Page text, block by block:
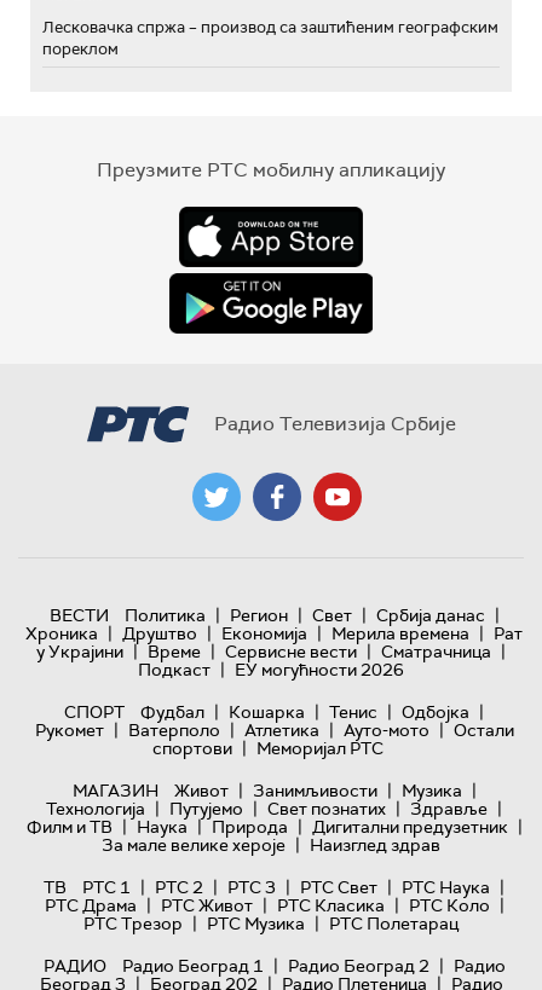
Лесковачка спржа – производ са заштићеним географским
пореклом
Преузмите РТС мобилну апликацију
Радио Телевизија Србије
ВЕСТИ Политика | Регион | Свет | Србија данас |
Хроника | Друштво | Економија | Мерила времена | Рат
у Украјини | Време | Сервисне вести | Сматрачница |
Подкаст | ЕУ могућности 2026
СПОРТ
Фудбал | Кошарка | Тенис | Одбојка |
Рукомет | Ватерполо | Атлетика | Ауто-мото | Остали
спортови | Меморијал РТС
МАГАЗИН
Живот | Занимљивости | Музика |
Технологијa | Путујемо | Свет познатих | Здравље |
Филм и ТВ | Наука | Природа | Дигитални предузетник |
За мале велике хероје | Наизглед здрав
ТВ
РТС 1 | РТС 2 | РТС 3 | РТС Свет | РТС Наука |
РТС Драма | РТС Живот | РТС Класика | РТС Коло |
РТС Трезор | РТС Музика | РТС Полетарац
РАДИО
Радио Београд 1 | Радио Београд 2 | Радио
Београд 3 | Београд 202 | Радио Плетеница | Радио